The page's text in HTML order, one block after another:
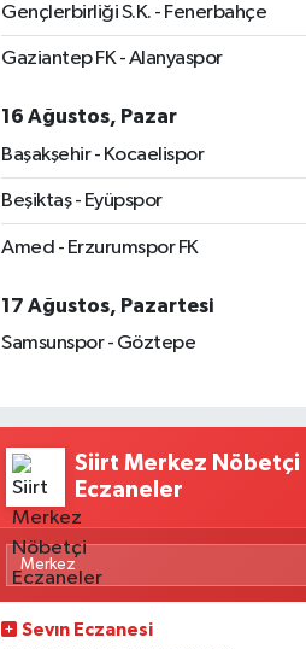
Gençlerbirliği S.K. - Fenerbahçe
Gaziantep FK - Alanyaspor
16 Ağustos, Pazar
Başakşehir - Kocaelispor
Beşiktaş - Eyüpspor
Amed - Erzurumspor FK
17 Ağustos, Pazartesi
Samsunspor - Göztepe
Siirt Merkez Nöbetçi
Eczaneler
Sevın Eczanesi